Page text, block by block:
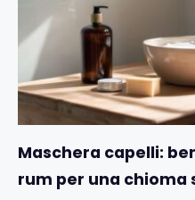
Maschera capelli:
rum per una chioma